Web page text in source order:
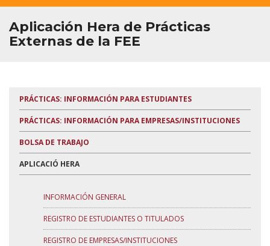
Aplicación Hera de Prácticas
Externas de la FEE
PRÁCTICAS: INFORMACIÓN PARA ESTUDIANTES
PRÁCTICAS: INFORMACIÓN PARA EMPRESAS/INSTITUCIONES
BOLSA DE TRABAJO
APLICACIÓ HERA
INFORMACIÓN GENERAL
REGISTRO DE ESTUDIANTES O TITULADOS
REGISTRO DE EMPRESAS/INSTITUCIONES